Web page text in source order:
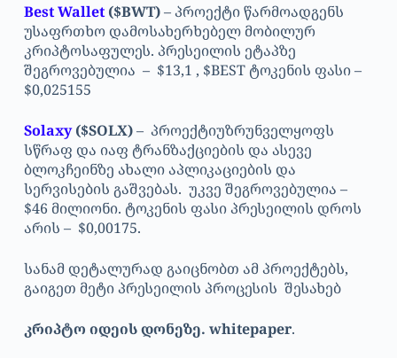
Best Wallet($BWT)– პროექტი წარმოადგენს
უსაფრთხო დამოსახერხებელ მობილურ
კრიპტოსაფულეს. პრესეილის ეტაპზე
შეგროვებულია – $13,1 , $BEST ტოკენის ფასი –
$0,025155
Solaxy($SOLX)– პროექტიუზრუნველყოფს
სწრაფ და იაფ ტრანზაქციების და ასევე
ბლოკჩეინზე ახალი აპლიკაციების და
სერვისების გაშვებას. უკვე შეგროვებულია –
$46 მილიონი. ტოკენის ფასი პრესეილის დროს
არის – $0,00175.
სანამ დეტალურად გაიცნობთ ამ პროექტებს,
გაიგეთ მეტი პრესეილის პროცესის შესახებ
კრიპტო იდეის დონეზე. whitepaper.